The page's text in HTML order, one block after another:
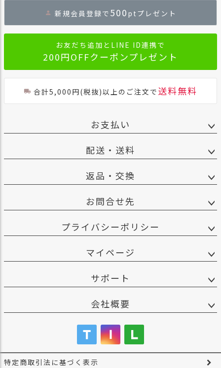
へ
新規会員登録で 500 ptプレゼント
お友だち追加とLINE ID連携で
200円OFFクーポンプレゼント
合計5,000円(税抜)以上のご注文で 送料無料
お支払い
配送・送料
返品・交換
お問合せ先
プライバシーポリシー
マイページ
サポート
会社概要
特定商取引法に基づく表示